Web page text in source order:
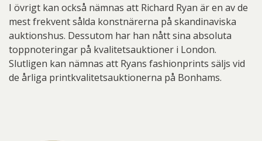
I övrigt kan också nämnas att Richard Ryan är en av de
mest frekvent sålda konstnärerna på skandinaviska
auktionshus. Dessutom har han nått sina absoluta
toppnoteringar på kvalitetsauktioner i London.
Slutligen kan nämnas att Ryans fashionprints säljs vid
de årliga printkvalitetsauktionerna på Bonhams.